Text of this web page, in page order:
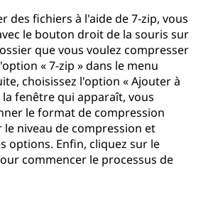
des fichiers à l'aide de 7-zip, vous
le bouton droit de la souris sur
que vous voulez compresser
« 7-zip » dans le menu
choisissez l'option « Ajouter à
la fenêtre qui apparaît, vous
le format de compression
niveau de compression et
options. Enfin, cliquez sur le
commencer le processus de